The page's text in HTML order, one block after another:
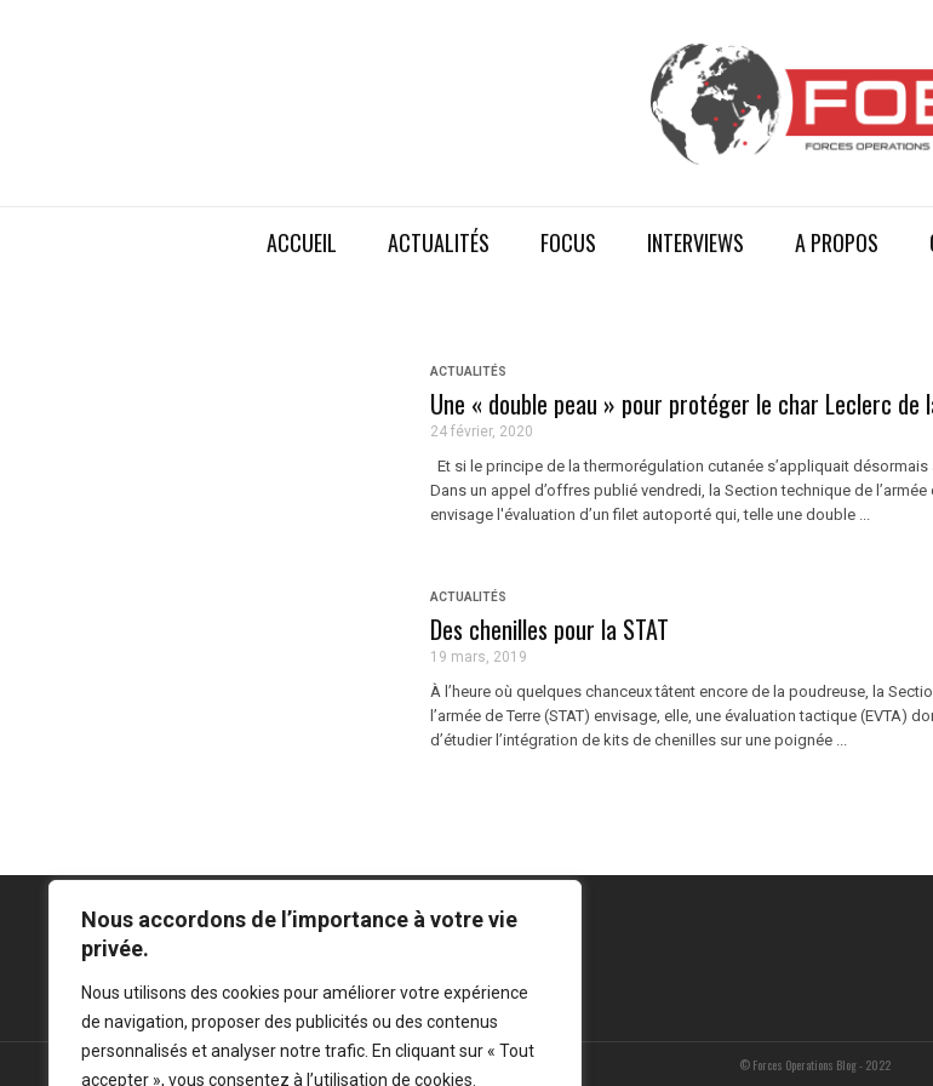
Nous accordons de l’importance à votre vie
privée.
Nous utilisons des cookies pour améliorer votre expérience
de navigation, proposer des publicités ou des contenus
personnalisés et analyser notre trafic. En cliquant sur « Tout
accepter », vous consentez à l’utilisation de cookies.
ACCUEIL ACTUALITÉS FOCUS INTERVIEWS A PROPOS
ACTUALITÉS
Une « double peau » pour protéger le char Leclerc de
24 février, 2020
Et si le principe de la thermorégulation cutanée s’appliquait désormais
Dans un appel d’offres publié vendredi, la Section technique de l’armée
envisage l'évaluation d’un filet autoporté qui, telle une double ...
ACTUALITÉS
Des chenilles pour la STAT
19 mars, 2019
À l’heure où quelques chanceux tâtent encore de la poudreuse, la
l’armée de Terre (STAT) envisage, elle, une évaluation tactique (EVTA)
d’étudier l’intégration de kits de chenilles sur une poignée ...
Mentions légales -Politique de confidentialité
© Forces Operations Blog - 2022